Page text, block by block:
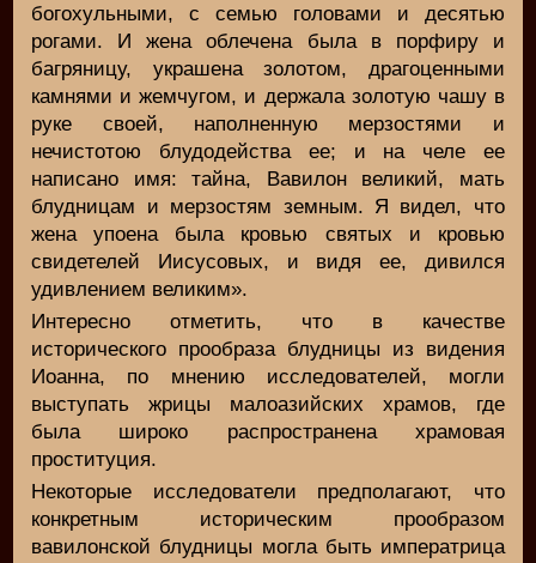
богохульными, с семью головами и десятью
рогами. И жена облечена была в порфиру и
багряницу, украшена золотом, драгоценными
камнями и жемчугом, и держала золотую чашу в
руке своей, наполненную мерзостями и
нечистотою блудодейства ее; и на челе ее
написано имя: тайна, Вавилон великий, мать
блудницам и мерзостям земным. Я видел, что
жена упоена была кровью святых и кровью
свидетелей Иисусовых, и видя ее, дивился
удивлением великим».
Интересно отметить, что в качестве
исторического прообраза блудницы из видения
Иоанна, по мнению исследователей, могли
выступать жрицы малоазийских храмов, где
была широко распространена храмовая
проституция.
Некоторые исследователи предполагают, что
конкретным историческим прообразом
вавилонской блудницы могла быть императрица